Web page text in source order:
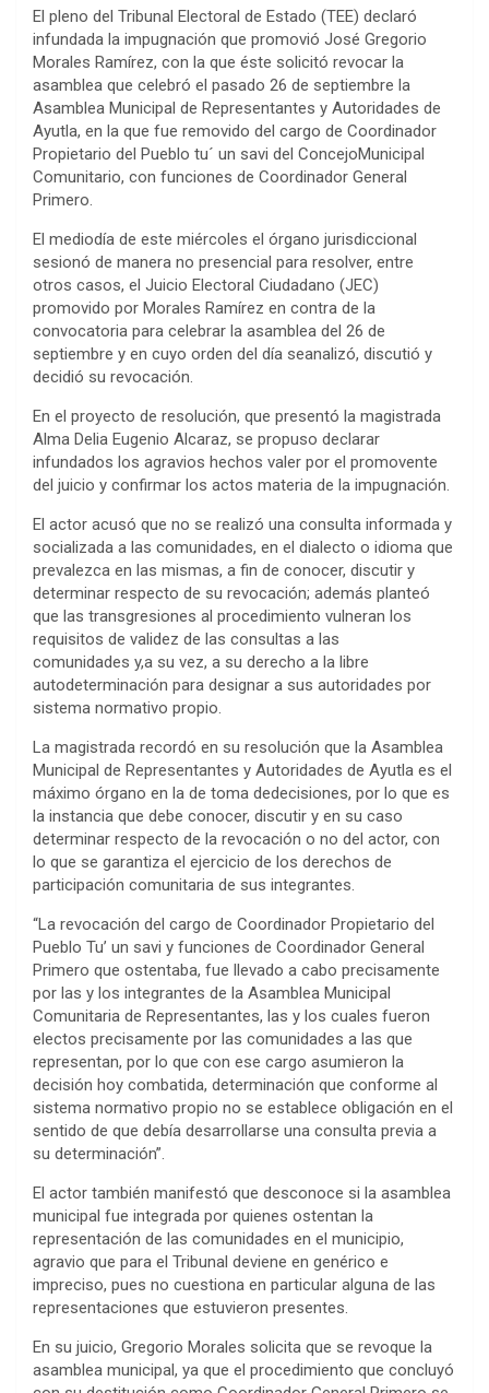
El pleno del Tribunal Electoral de Estado (TEE) declaró
infundada la impugnación que promovió José Gregorio
Morales Ramírez, con la que éste solicitó revocar la
asamblea que celebró el pasado 26 de septiembre la
Asamblea Municipal de Representantes y Autoridades de
Ayutla, en la que fue removido del cargo de Coordinador
Propietario del Pueblo tu´ un savi del ConcejoMunicipal
Comunitario, con funciones de Coordinador General
Primero.
El mediodía de este miércoles el órgano jurisdiccional
sesionó de manera no presencial para resolver, entre
otros casos, el Juicio Electoral Ciudadano (JEC)
promovido por Morales Ramírez en contra de la
convocatoria para celebrar la asamblea del 26 de
septiembre y en cuyo orden del día seanalizó, discutió y
decidió su revocación.
En el proyecto de resolución, que presentó la magistrada
Alma Delia Eugenio Alcaraz, se propuso declarar
infundados los agravios hechos valer por el promovente
del juicio y confirmar los actos materia de la impugnación.
El actor acusó que no se realizó una consulta informada y
socializada a las comunidades, en el dialecto o idioma que
prevalezca en las mismas, a fin de conocer, discutir y
determinar respecto de su revocación; además planteó
que las transgresiones al procedimiento vulneran los
requisitos de validez de las consultas a las
comunidades y,a su vez, a su derecho a la libre
autodeterminación para designar a sus autoridades por
sistema normativo propio.
La magistrada recordó en su resolución que la Asamblea
Municipal de Representantes y Autoridades de Ayutla es el
máximo órgano en la de toma dedecisiones, por lo que es
la instancia que debe conocer, discutir y en su caso
determinar respecto de la revocación o no del actor, con
lo que se garantiza el ejercicio de los derechos de
participación comunitaria de sus integrantes.
“La revocación del cargo de Coordinador Propietario del
Pueblo Tu’ un savi y funciones de Coordinador General
Primero que ostentaba, fue llevado a cabo precisamente
por las y los integrantes de la Asamblea Municipal
Comunitaria de Representantes, las y los cuales fueron
electos precisamente por las comunidades a las que
representan, por lo que con ese cargo asumieron la
decisión hoy combatida, determinación que conforme al
sistema normativo propio no se establece obligación en el
sentido de que debía desarrollarse una consulta previa a
su determinación”.
El actor también manifestó que desconoce si la asamblea
municipal fue integrada por quienes ostentan la
representación de las comunidades en el municipio,
agravio que para el Tribunal deviene en genérico e
impreciso, pues no cuestiona en particular alguna de las
representaciones que estuvieron presentes.
En su juicio, Gregorio Morales solicita que se revoque la
asamblea municipal, ya que el procedimiento que concluyó